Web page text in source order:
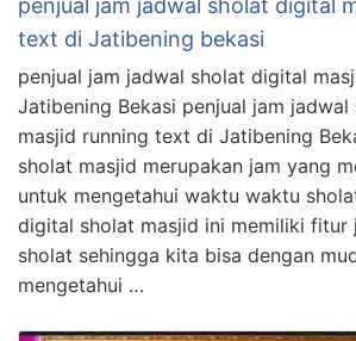
penjual jam jadwal sholat digital
text di Jatibening bekasi
penjual jam jadwal sholat digital
Jatibening Bekasi penjual jam
masjid running text di Jatibening
sholat masjid merupakan jam yang
untuk mengetahui waktu waktu
digital sholat masjid ini memiliki fitur
sholat sehingga kita bisa dengan
mengetahui …